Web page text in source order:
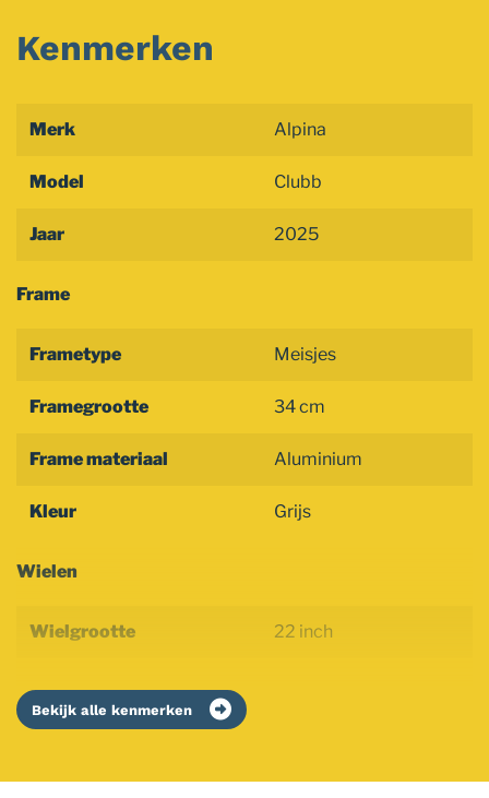
Kenmerken
Merk Alpina
Model Clubb
Jaar 2025
Frame
Frametype Meisjes
Framegrootte 34 cm
Frame materiaal Aluminium
Kleur Grijs
Wielen
Wielgrootte 22 inch
Bekijk alle kenmerken